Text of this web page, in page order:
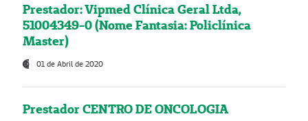
Prestador: Vipmed Clínica Geral Ltda,
51004349-0 (Nome Fantasia: Policlínica
Master)
01 de Abril de 2020
Prestador CENTRO DE ONCOLOGIA